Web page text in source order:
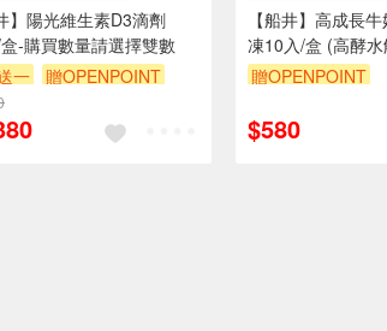
】陽光維生素D3滴劑
-購買數量請選擇雙數
一
贈OPENPOINT
【船井】高成長
凍10入/盒 (高酵
贈OPENPOINT
$580